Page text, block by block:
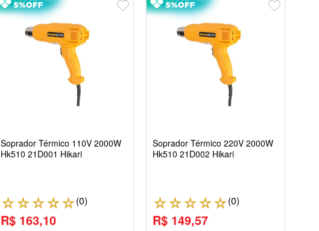
Soprador Térmico 110V 2000W
Hk510 21D001 Hikari
☆☆☆☆☆(0)
R$ 163,10
Soprador Térmico 220V 2000W
Hk510 21D002 Hikari
☆☆☆☆☆(0)
R$ 149,57